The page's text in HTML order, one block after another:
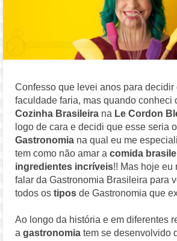
Confesso que levei anos para
faculdade faria, mas quando conheci
Cozinha Brasileira na Le Cordon
logo de cara e decidi que esse seria
Gastronomia na qual eu me
tem como não amar acomida
ingredientes incríveis!! Mas hoje eu
falar da Gastronomia Brasileira para
todos os tipos de Gastronomia que
Ao longo da história e em diferentes
agastronomia tem se desenvolvido